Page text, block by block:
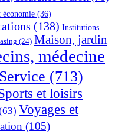
économie (36)
(138) Institutions
(24) Maison, jardin
médecine
Service (713)
et loisirs
Voyages et
(105)